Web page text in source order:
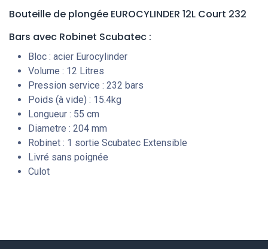
Bouteille de plongée EUROCYLINDER 12L Court 232
Bars avec Robinet Scubatec :
Bloc : acier Eurocylinder
Volume : 12 Litres
Pression service : 232 bars
Poids (à vide) : 15.4kg
Longueur : 55 cm
Diametre : 204 mm
Robinet : 1 sortie Scubatec Extensible
Livré sans poignée
Culot